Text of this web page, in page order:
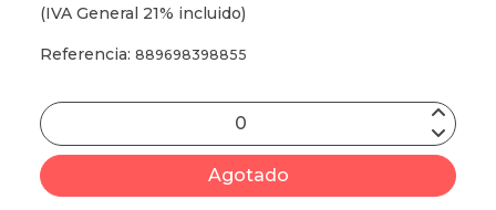
(IVA General 21% incluido)
Referencia: 889698398855
Agotado